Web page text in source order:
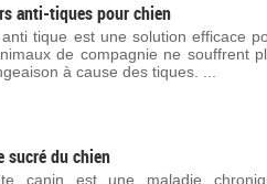
anti-tiques pour chien
tique est une solution efficace
de compagnie ne souffrent
à cause des tiques. ...
sucré du chien
canin est une maladie